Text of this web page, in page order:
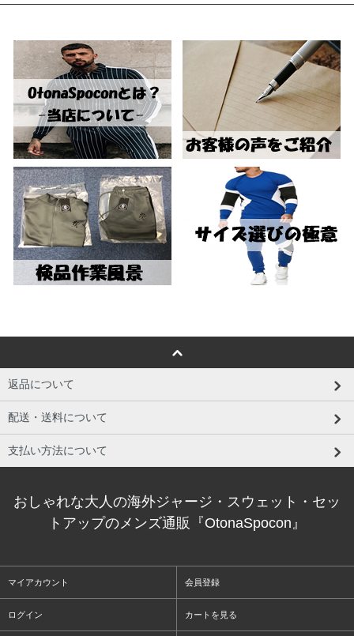
返品について
配送・送料について
支払い方法について
おしゃれな大人の海外ジャージ・スウェット・セッ
トアップのメンズ通販『OtonaSpocon』
マイアカウント 会員登録
ログイン カートを見る